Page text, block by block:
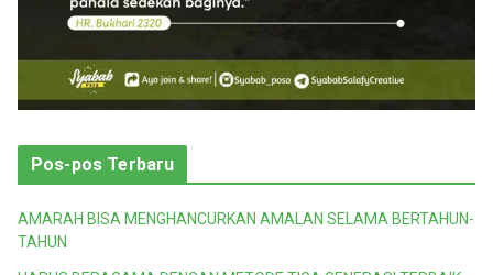
Pos-pos Terbaru
AMARAH BISA MENGHANCURKAN AMALAN SELAMA BERTAHUN-
TAHUN